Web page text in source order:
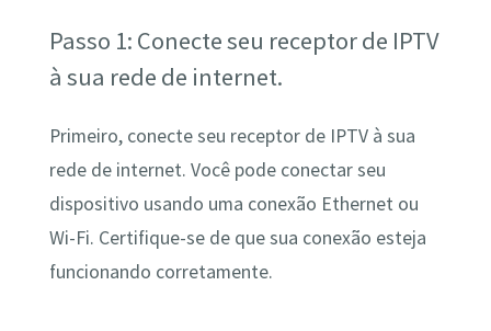
Passo 1: Conecte seu receptor de IPTV
à sua rede de internet.
Primeiro, conecte seu receptor de IPTV à sua
rede de internet. Você pode conectar seu
dispositivo usando uma conexão Ethernet ou
Wi-Fi. Certifique-se de que sua conexão esteja
funcionando corretamente.